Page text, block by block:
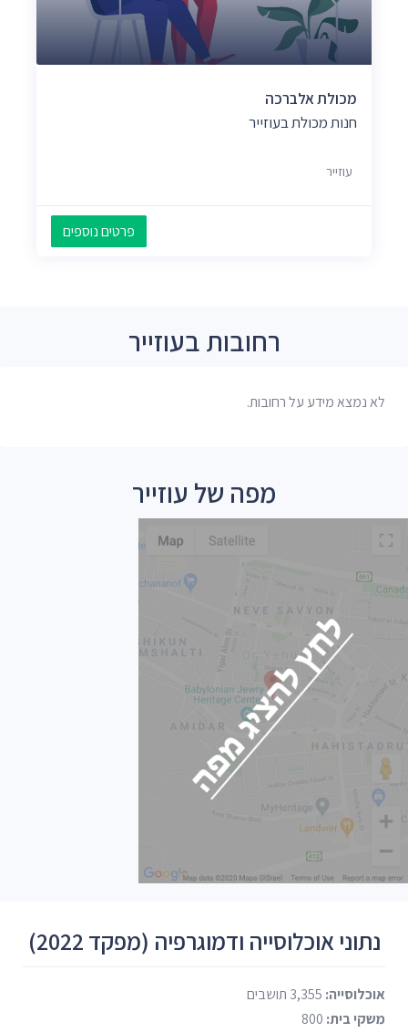
מכולת אלברכה
חנות מכולת בעוזייר
עוזייר
פרטים נוספים
רחובות בעוזייר
לא נמצא מידע על רחובות.
מפה של עוזייר
נתוני אוכלוסייה ודמוגרפיה (מפקד 2022)
אוכלוסייה:
משקי בית: